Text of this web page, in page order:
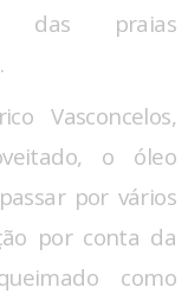
das praias
Vasconcelos,
o óleo
por vários
por conta da
como